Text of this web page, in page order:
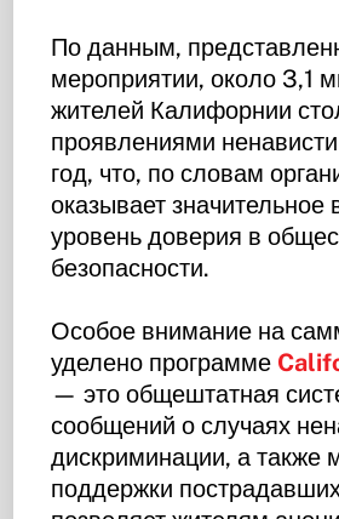
По данным,
мероприятии, около 3,1
жителей Калифорнии
проявлениями
год, что, по словам
оказывает значительное
уровень доверия в
безопасности.
Особое внимание на
уделено программе
— это общештатная
сообщений о случаях
дискриминации, а также
поддержки